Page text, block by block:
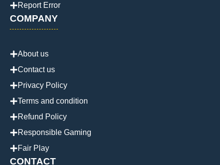
Report Error
COMPANY
About us
Contact us
Privacy Policy
Terms and condition
Refund Policy
Responsible Gaming
Fair Play
CONTACT